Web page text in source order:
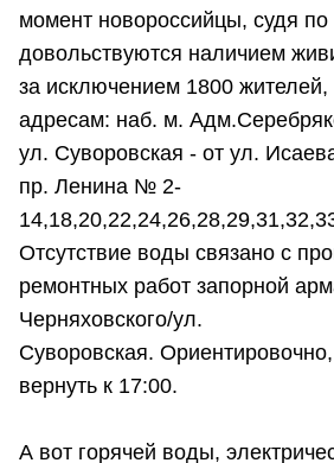
момент новороссийцы, судя по
довольствуются наличием
за исключением 1800
адресам: наб. м.
ул. Суворовская - от ул.
пр. Ленина № 2-
Отсутствие воды связано с
ремонтных работ запорной
Черняховского/ул.
Суворовская.
вернуть к 17:00.
А вот горячей воды,